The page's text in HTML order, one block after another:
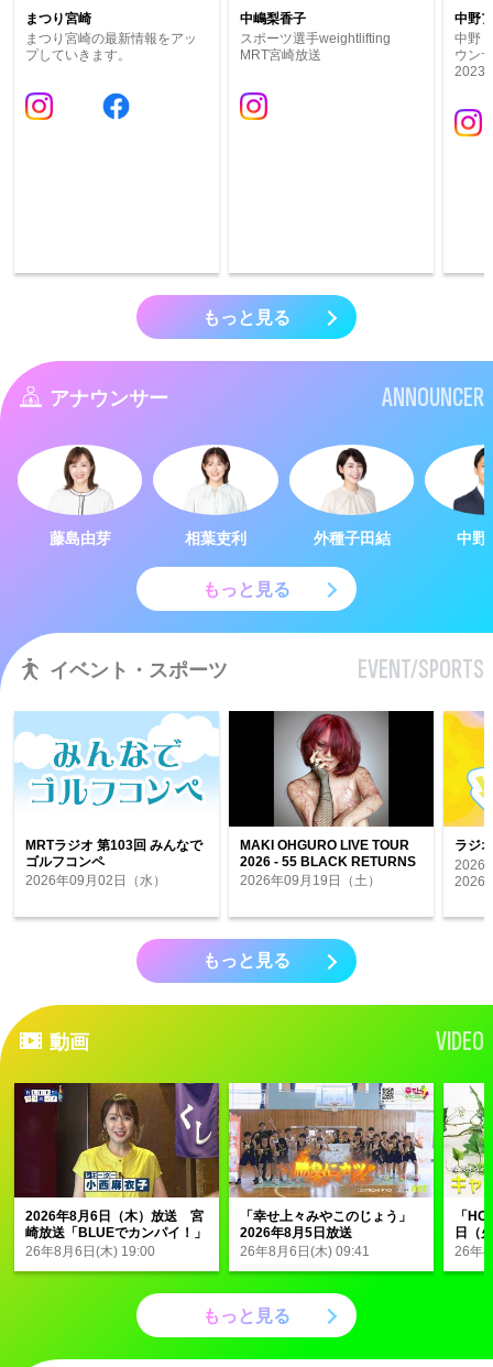
まつり宮崎
まつり宮崎の最新情報をアッ
プしていきます。
中嶋梨香子
スポーツ選手weightlifting
MRT宮崎放送
中野
中野
ウン
2023
もっと見る
アナウンサー ANNOUNCER
藤島由芽 相葉吏利 外種子田結 中野
もっと見る
イベント・スポーツ EVENT/SPORTS
MRTラジオ 第103回 みんなで
ゴルフコンペ
2026年09月02日（水）
MAKI OHGURO LIVE TOUR
2026 - 55 BLACK RETURNS
-2026年09月19日（土）
ラジ
2026
2026
もっと見る
動画 VIDEO
2026年8月6日（木）放送 宮
崎放送「BLUEでカンパイ！」
#388
26年8月6日(木) 19:00
「幸せ上々みやこのじょう」
2026年8月5日放送
26年8月6日(木) 09:41
「
日（
26年
もっと見る